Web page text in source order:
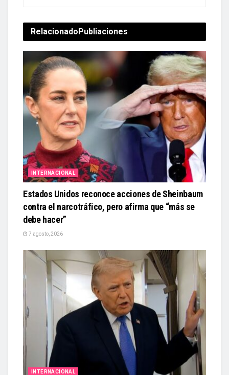
RelacionadoPubliaciones
INTERNACIONAL
Estados Unidos reconoce acciones de Sheinbaum
contra el narcotráfico, pero afirma que “más se
debe hacer”
7 agosto, 2026
INTERNACIONAL